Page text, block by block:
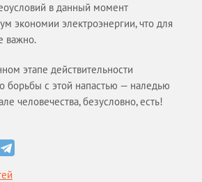
в данный момент
экономии электроэнергии, что для
важно.
этапе действительности
борьбы с этой напастью — наледью
человечества, безусловно, есть!